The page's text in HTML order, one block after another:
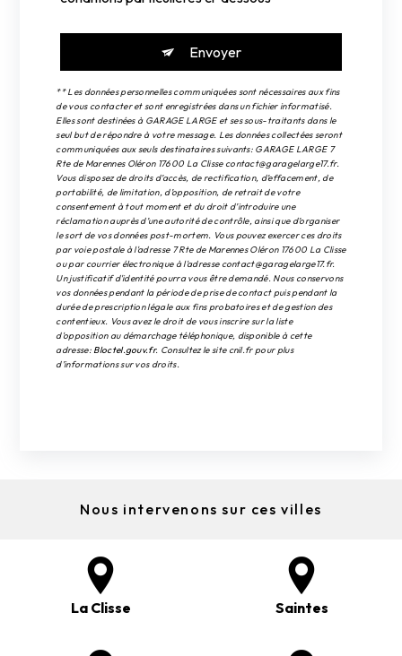
Envoyer
** Les données personnelles communiquées sont nécessaires aux fins
de vous contacter et sont enregistrées dans un fichier informatisé.
Elles sont destinées à GARAGE LARGE et ses sous-traitants dans le
seul but de répondre à votre message. Les données collectées seront
communiquées aux seuls destinataires suivants: GARAGE LARGE 7
Rte de Marennes Oléron 17600 La Clisse contact@garagelarge17.fr.
Vous disposez de droits d’accès, de rectification, d’effacement, de
portabilité, de limitation, d’opposition, de retrait de votre
consentement à tout moment et du droit d’introduire une
réclamation auprès d’une autorité de contrôle, ainsi que d’organiser
le sort de vos données post-mortem. Vous pouvez exercer ces droits
par voie postale à l'adresse 7 Rte de Marennes Oléron 17600 La Clisse
ou par courrier électronique à l'adresse contact@garagelarge17.fr.
Un justificatif d'identité pourra vous être demandé. Nous conservons
vos données pendant la période de prise de contact puis pendant la
durée de prescription légale aux fins probatoires et de gestion des
contentieux. Vous avez le droit de vous inscrire sur la liste
d'opposition au démarchage téléphonique, disponible à cette
adresse: Bloctel.gouv.fr. Consultez le site cnil.fr pour plus
d’informations sur vos droits.
Nous intervenons sur ces villes
La Clisse Saintes